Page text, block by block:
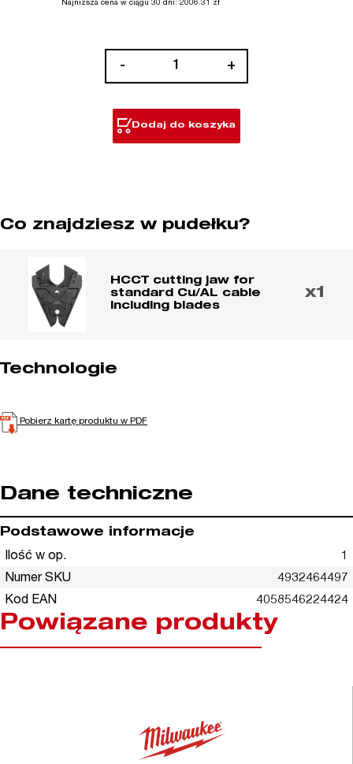
Najniższa cena w ciągu 30 dni: 2006.31 zł
-
do
zaciskarki
+
Dodaj do koszyka
Co znajdziesz w pudełku?
HCCT cutting jaw for
standard Cu/AL cable
including blades
x1
Technologie
Pobierz kartę produktu w PDF
Dane techniczne
Podstawowe informacje
Ilość w op.
1
Numer SKU
4932464497
Kod EAN
4058546224424
Powiązane produkty